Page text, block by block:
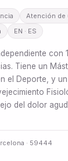
Atención de
EN · ES
con
Tiene un
el Deporte, y
del dolor
· 59444